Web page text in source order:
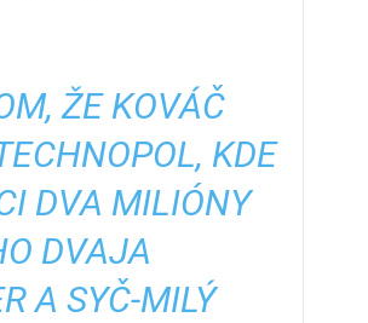
ŽE KOVÁČ
KDE
DVA MILIÓNY
DVAJA
A SYČ-MILÝ